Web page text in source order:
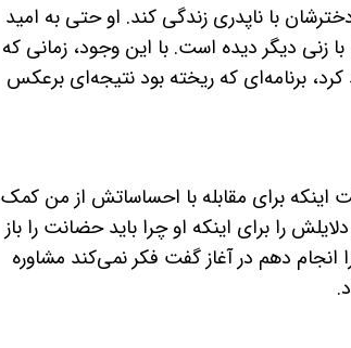
با ناپدری زندگی کند. او حتی به امید
زنی دیگر دیده است. با این وجود، زمانی که
کرد، برنامه‌ای که ریخته بود نتیجه‌ای برعکس
اینکه برای مقابله با احساساتش از من کمک
را برای اینکه او چرا باید حضانت را باز
انجام دهم در آغاز گفت فکر نمی‌کند مشاوره